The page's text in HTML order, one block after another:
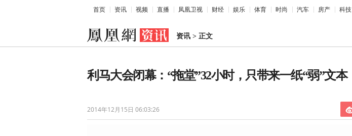
首页 资讯 视频 直播 凤凰卫视 财经 娱乐 体育 时尚 汽车 房产 科技
资讯 > 正文
利马大会闭幕：“拖堂”32小时，只带来一纸“弱”文本
2014年12月15日 06:03:26